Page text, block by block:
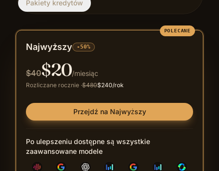
Sarah Wang
Pakiety kredytów
POLECANE
Najwyższy -50%
$40$20/miesiąc
Rozliczane rocznie ·$480$240/rok
Przejdź na Najwyższy
Po ulepszeniu dostępne są wszystkie
zaawansowane modele